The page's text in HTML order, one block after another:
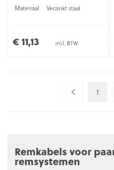
Materiaal Verzinkt staal
€ 11,13 incl. BTW
1
Remkabels voor
remsystemen